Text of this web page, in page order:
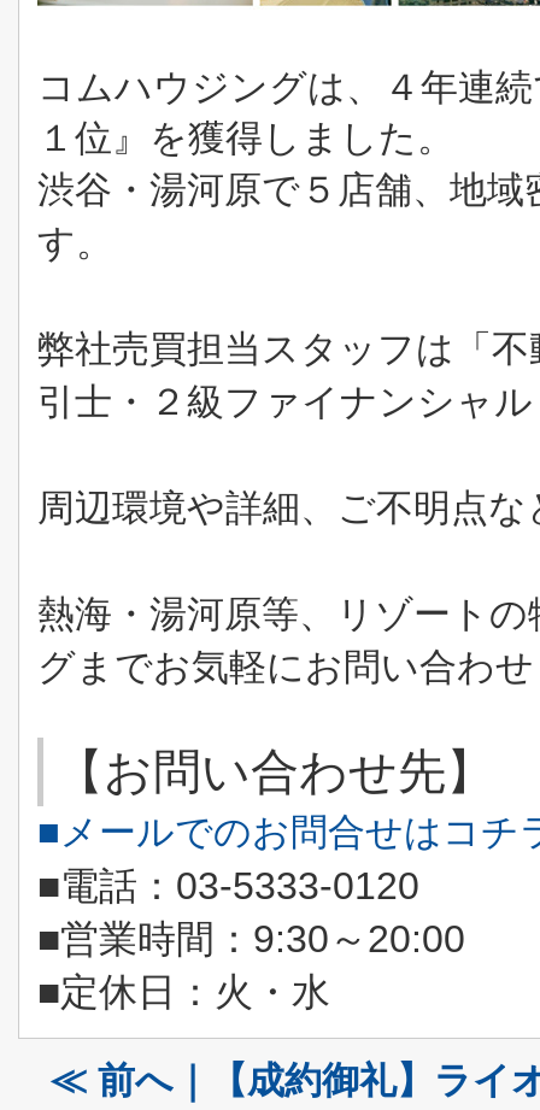
コムハウジングは、４年連
１位』を獲得しました。
渋谷・湯河原で５店舗、地
す。
弊社売買担当スタッフは「不
引士・２級ファイナンシャ
周辺環境や詳細、ご不明点
熱海・湯河原等、リゾート
グまでお気軽にお問い合わ
【お問い合わせ先】
■メールでのお問合せはコチ
■電話：03-5333-0120
■営業時間： 9:30 ～ 20:00
■定休日：火・水
≪ 前へ｜【成約御礼】ライ